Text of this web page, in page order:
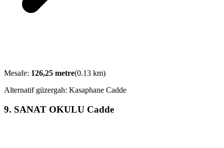
Mesafe: 126,25 metre(0.13 km)
Alternatif güzergah: Kasaphane Cadde
9. SANAT OKULU Cadde